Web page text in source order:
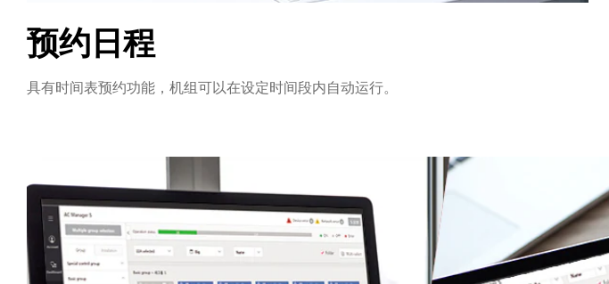
预约日程
具有时间表预约功能，机组可以在设定时间段内自动运行。